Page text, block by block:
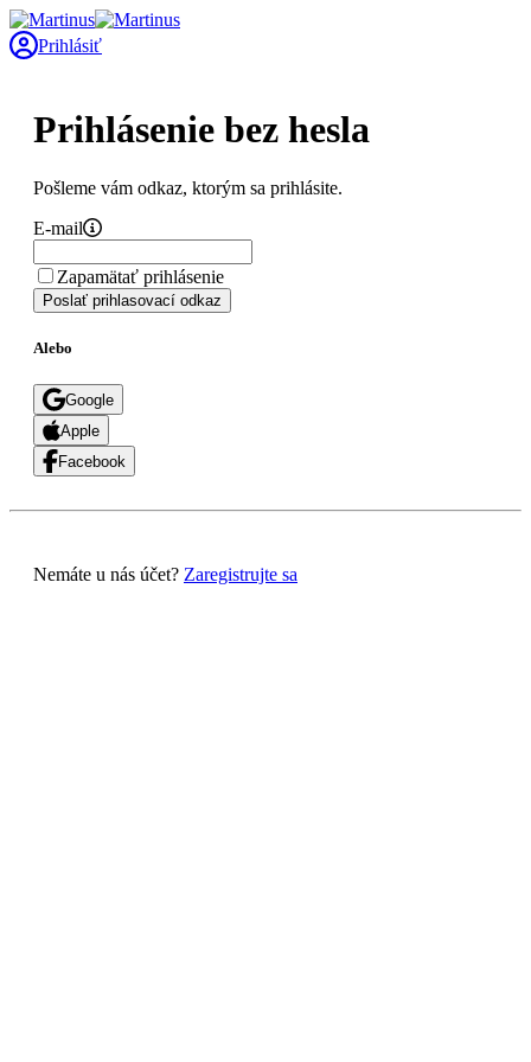
Prihlásiť
Prihlásenie bez hesla
Pošleme vám odkaz, ktorým sa prihlásite.
E-mail
Zapamätať prihlásenie
Poslať prihlasovací odkaz
Alebo
Google
Apple
Facebook
Nemáte u nás účet? Zaregistrujte sa